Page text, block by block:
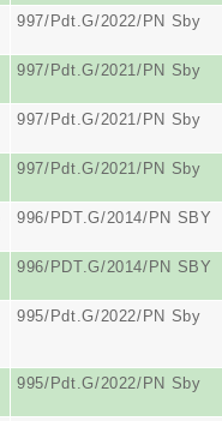
997/Pdt.G/2022/PN Sby
997/Pdt.G/2021/PN Sby
997/Pdt.G/2021/PN Sby
997/Pdt.G/2021/PN Sby
996/PDT.G/2014/PN SBY
996/PDT.G/2014/PN SBY
995/Pdt.G/2022/PN Sby
995/Pdt.G/2022/PN Sby